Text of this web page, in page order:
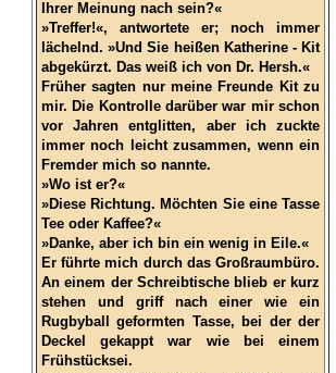
Ihrer Meinung nach sein?«
»Treffer!«, antwortete er; noch immer
lächelnd. »Und Sie heißen Katherine - Kit
abgekürzt. Das weiß ich von Dr. Hersh.«
Früher sagten nur meine Freunde Kit zu
mir. Die Kontrolle darüber war mir schon
vor Jahren entglitten, aber ich zuckte
immer noch leicht zusammen, wenn ein
Fremder mich so nannte.
»Wo ist er?«
»Diese Richtung. Möchten Sie eine Tasse
Tee oder Kaffee?«
»Danke, aber ich bin ein wenig in Eile.«
Er führte mich durch das Großraumbüro.
An einem der Schreibtische blieb er kurz
stehen und griff nach einer wie ein
Rugbyball geformten Tasse, bei der der
Deckel gekappt war wie bei einem
Frühstücksei.